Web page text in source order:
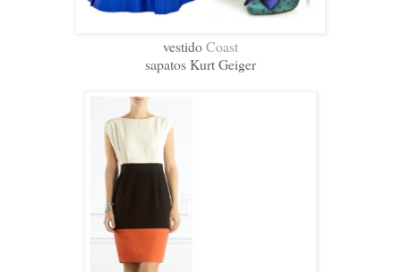
vestidoCoast
sapatos Kurt Geiger